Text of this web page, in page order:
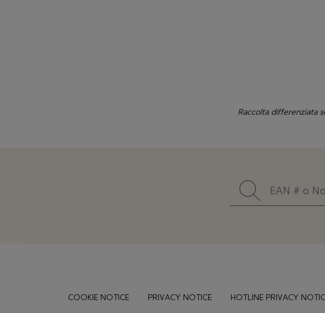
Raccolta differenziata
FooterCOOKIE NOTICE PRIVACY NOTICE HOTLINE PRIVACY